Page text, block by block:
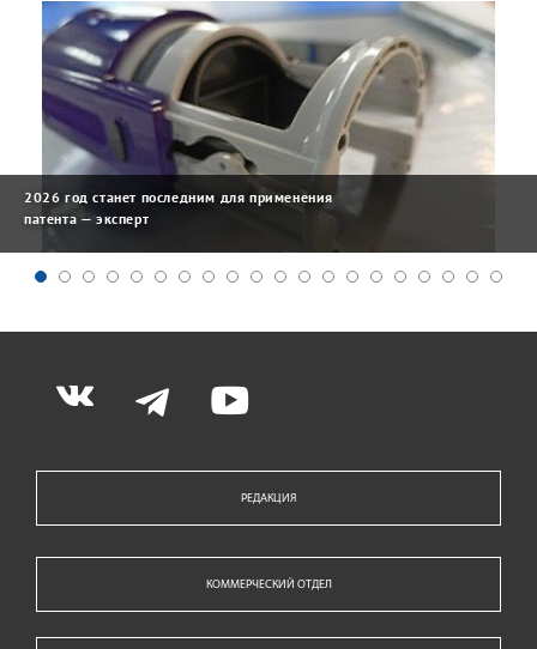
2026 год станет последним для применения
патента — эксперт
РЕДАКЦИЯ
КОММЕРЧЕСКИЙ ОТДЕЛ